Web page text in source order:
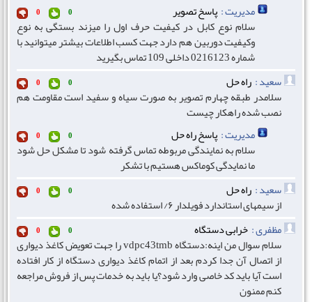
مدیریت :پاسخ تصویر 0
0
سلام نوع کابل در کیفیت حرف اول را میزند بستگی به نوع
وکیفیت دوربین هم دارد جهت کسب اطلاعات بیشتر میتوانید با
شماره 0216123 داخلی 109 تماس بگیرید
سعید : راه حل 0
0
سلامدر طبقه چهارم تصویر به صورت سیاه و سفید است مقاومت هم
نصب شده راهکار چیست
مدیریت :پاسخ راه حل 0
0
سلام به نمایندگی مربوطه تماس گرفته شود تا مشکل حل شود
ما نمایدگی کوماکس هستیم با تشکر
سعید : راه حل 0
0
از سیمهای استاندارد فویلدار ۶/ استفاده شده
مظفری : خرابی دستگاه 0
0
سلام سوال من اینه:دستگاه vdpc43tmb را جهت تعویض کاغذ دیواری
از اتصال آن جدا کردم بعد از اتمام کاغذ دیواری دستگاه از کار افتاده
است آیا باید کد خاصی وارد شود؟یا باید به خدمات پس از فروش مراجعه
کنم ممنون